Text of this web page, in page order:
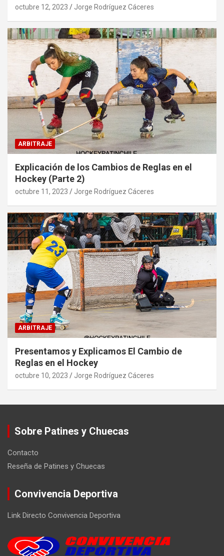
octubre 12, 2023 Jorge Rodríguez Cáceres
ARBITRAJE
Explicación de los Cambios de Reglas en el
Hockey (Parte 2)
octubre 11, 2023 Jorge Rodríguez Cáceres
ARBITRAJE
Presentamos y Explicamos El Cambio de
Reglas en el Hockey
octubre 10, 2023 Jorge Rodríguez Cáceres
Sobre Patines y Chuecas
Contacto
Reseña de Patines y Chuecas
Convivencia Deportiva
Link Directo Convivencia Deportiva